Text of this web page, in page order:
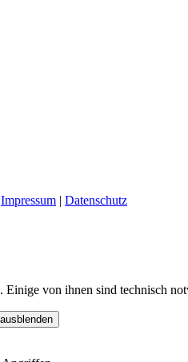
Impressum | Datenschutz
von ihnen sind technisch